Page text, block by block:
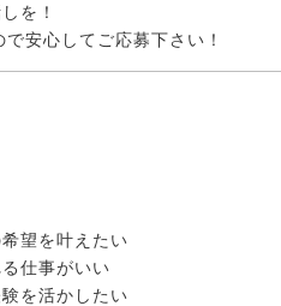
を！
安心してご応募下さい！
望を叶えたい
仕事がいい
を活かしたい